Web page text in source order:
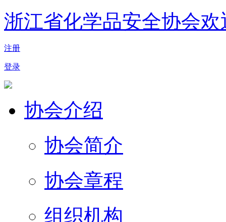
浙江省化学品安全协会欢
注册
登录
协会介绍
协会简介
协会章程
组织机构